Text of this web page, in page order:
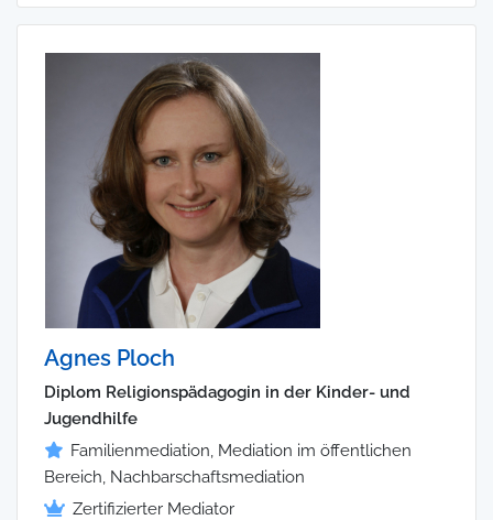
Agnes Ploch
Diplom Religionspädagogin in der Kinder- und
Jugendhilfe
Familienmediation, Mediation im öffentlichen
Bereich, Nachbarschaftsmediation
Zertifizierter Mediator